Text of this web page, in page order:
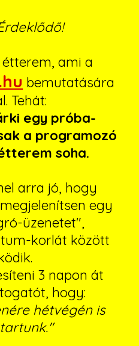
étterem, ami a
bemutatására
Tehát:
egy próba-
a programozó
soha.
arra jó, hogy
egy
üzenetet",
korlát között
3 napon át
hogy:
hétvégén is